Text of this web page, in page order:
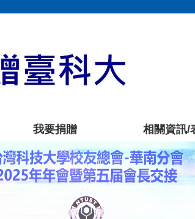
我要捐贈 相關資訊/